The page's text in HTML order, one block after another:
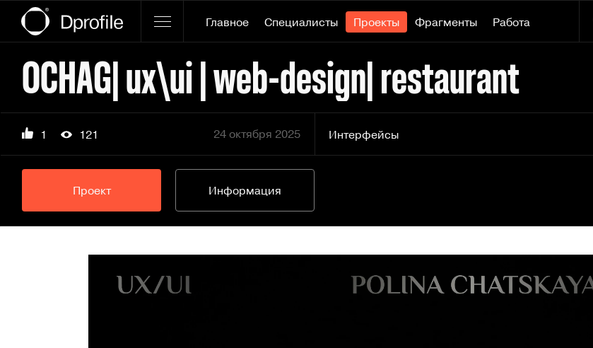
Главное Специалисты Проекты Фрагменты Работа
OCHAG| ux\ui | web-design| restaurant
1 121 24 октября 2025 Интерфейсы
Проект Информация